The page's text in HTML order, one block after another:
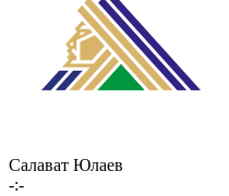
Салават Юлаев
-:-